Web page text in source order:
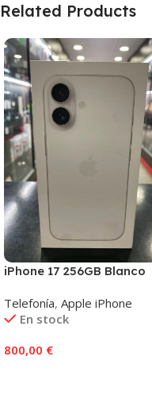
Related Products
iPhone 17 256GB Blanco
Telefonía, Apple iPhone
En stock
800,00 €